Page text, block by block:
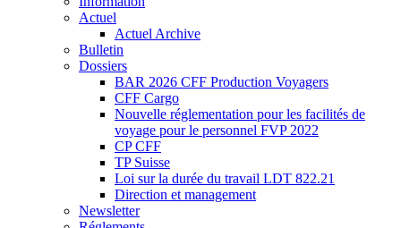
Actuel
Actuel Archive
Bulletin
Dossiers
BAR 2026 CFF Production Voyagers
CFF Cargo
Nouvelle réglementation pour les facilités de
voyage pour le personnel FVP 2022
CP CFF
TP Suisse
Loi sur la durée du travail LDT 822.21
Direction et management
Newsletter